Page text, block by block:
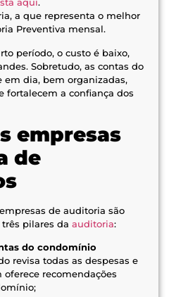
aqui.
a que representa o melhor
Preventiva mensal.
período, o custo é baixo,
Sobretudo, as contas do
dia, bem organizadas,
fortalecem a confiança dos
empresas
de
de auditoria são
pilares da auditoria:
do condomínio
revisa todas as despesas e
recomendações